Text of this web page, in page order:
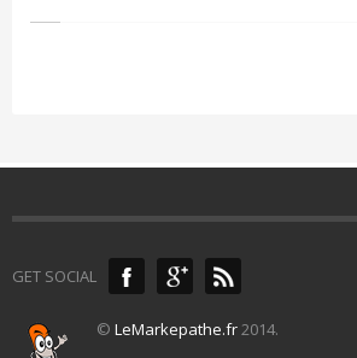
GET SOCIAL
© LeMarkepathe.fr 2014.